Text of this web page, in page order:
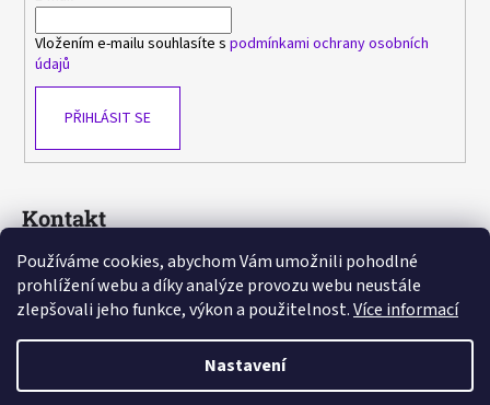
Používáme cookies, abychom Vám umožnili pohodlné
prohlížení webu a díky analýze provozu webu neustále
zlepšovali jeho funkce, výkon a použitelnost.Více informací
Nastavení
Vložením e-mailu souhlasíte s podmínkami ochrany osobních
údajů
PŘIHLÁSIT SE
Kontakt
sasa@ avlka.cz
+420 603 778 892
https://www.facebook.com/avlka